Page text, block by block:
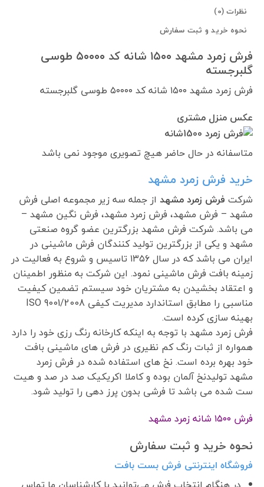
نظرات (0)
نحوه خرید و ثبت سفارش
فرش زمرد مشهد ۱۵۰۰ شانه کد ۵۰۰۰۰ طوسی
گلبرجسته
فرش زمرد مشهد ۱۵۰۰ شانه کد ۵۰۰۰۰ طوسی گلبرجسته
عکس منزل مشتری
متاسفانه در حال حاضر هیچ تصویری موجود نمی باشد
خرید فرش زمرد مشهد
شرکت فرش زمرد مشهداز جمله سه زیر مجموعه اصلی فرش
مشهد – فرش مشهد، فرش زمرد مشهد، فرش نگین مشهد –
می باشد. شرکت فرش مشهد بزرگترین عضو گروه صنعتی
مشهد و یکی از بزرگترین تولید کنندگان فرش ماشینی در
ایران می باشد که در سال ۱۳۵۶ تاسیس و شروع به فعالیت در
زمینه بافت فرش ماشینی نمود. این شرکت به منظور اطمینان
و اعتقاد بخشیدن به مشتریان خود سیستم تضمین کیفیت
مناسبی را مطابق استاندارد مدیریت کیفی ISO 9001/2008
بهینه سازی کرده است.
فرش زمرد مشهد با توجه به اینکه کارخانه رنگ رزی خود را دارد
همواره از ثبات رنگ کم نظیری در فرش های ماشینی بافت
خود بهره برده است. نخ های استفاده شده در فرش زمرد
مشهد تولیدنخ آلمان بوده و کاملا اکریکیک صد در صد و هیت
ست شده می باشد تا فرشی بدون پرز دهی را تولید شود.
فرش ١۵٠٠ شانه زمرد مشهد
نحوه خرید و ثبت سفارش
فروشگاه اینترنتی فرش بست بافت